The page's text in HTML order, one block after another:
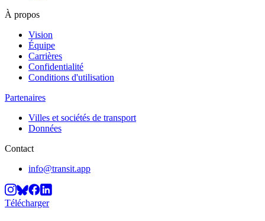
À propos
Vision
Équipe
Carrières
Confidentialité
Conditions d'utilisation
Partenaires
Villes et sociétés de transport
Données
Contact
info@transit.app
Télécharger